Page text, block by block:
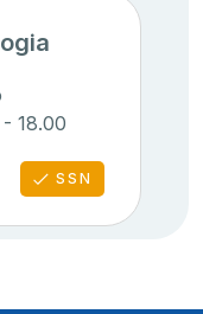
18.00
SSN